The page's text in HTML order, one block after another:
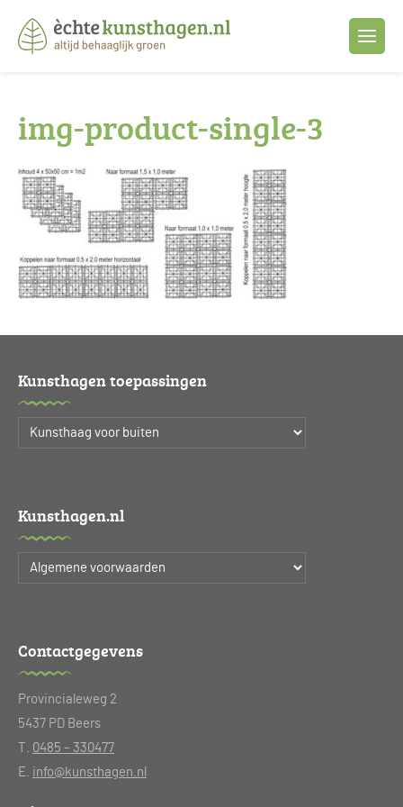
img-product-single-3
Kunsthagen toepassingen
Kunsthagen.nl
Contactgegevens
Provincialeweg 2
5437 PD Beers
T. 0485 – 330477
E. info@kunsthagen.nl